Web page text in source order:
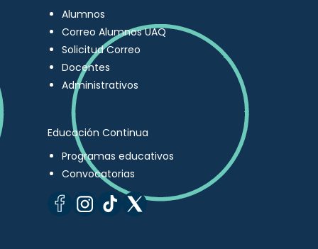
Alumnos
Correo Alumnos UAQ
Solicitud Correo
Docentes
Administrativos
Educación Continua
Programas educativos
Convocatorias